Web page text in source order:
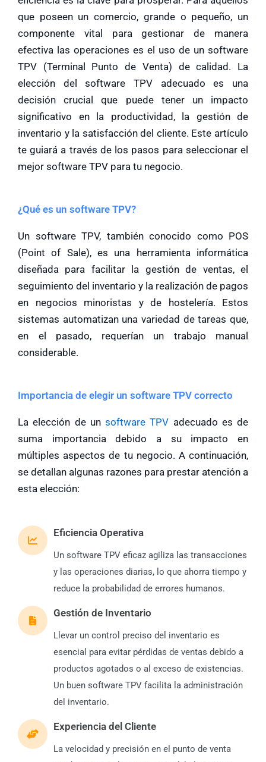
que poseen un comercio, grande o pequeño, un
componente vital para gestionar de manera
efectiva las operaciones es el uso de un software
TPV (Terminal Punto de Venta) de calidad. La
elección del software TPV adecuado es una
decisión crucial que puede tener un impacto
significativo en la productividad, la gestión de
inventario y la satisfacción del cliente. Este artículo
te guiará a través de los pasos para seleccionar el
mejor software TPV para tu negocio.
¿Qué es un software TPV?
Un software TPV, también conocido como POS
(Point of Sale), es una herramienta informática
diseñada para facilitar la gestión de ventas, el
seguimiento del inventario y la realización de pagos
en negocios minoristas y de hostelería. Estos
sistemas automatizan una variedad de tareas que,
en el pasado, requerían un trabajo manual
considerable.
Importancia de elegir un software TPV correcto
La elección de un software TPV adecuado es de
suma importancia debido a su impacto en
múltiples aspectos de tu negocio. A continuación,
se detallan algunas razones para prestar atención a
esta elección:
Eficiencia Operativa
Un software TPV eficaz agiliza las transacciones
y las operaciones diarias, lo que ahorra tiempo y
reduce la probabilidad de errores humanos.
Gestión de Inventario
Llevar un control preciso del inventario es
esencial para evitar pérdidas de ventas debido a
productos agotados o al exceso de existencias.
Un buen software TPV facilita la administración
del inventario.
Experiencia del Cliente
La velocidad y precisión en el punto de venta